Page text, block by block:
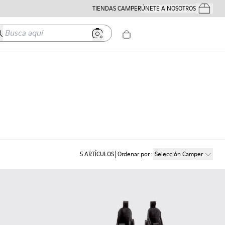
TIENDAS CAMPERÚNETE A NOSOTROSTus
aquí
5ARTÍCULOS Ordenar por: Selección Camper